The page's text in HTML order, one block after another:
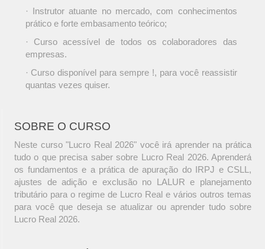
· Instrutor atuante no mercado, com conhecimentos
prático e forte embasamento teórico;
· Curso acessível de todos os colaboradores das
empresas.
· Curso disponível para sempre !, para você reassistir
quantas vezes quiser.
SOBRE O CURSO
Neste curso "Lucro Real 2026" você irá aprender na prática
tudo o que precisa saber sobre Lucro Real 2026. Aprenderá
os fundamentos e a prática de apuração do IRPJ e CSLL,
ajustes de adição e exclusão no LALUR e planejamento
tributário para o regime de Lucro Real e vários outros temas
para você que deseja se atualizar ou aprender tudo sobre
Lucro Real 2026.